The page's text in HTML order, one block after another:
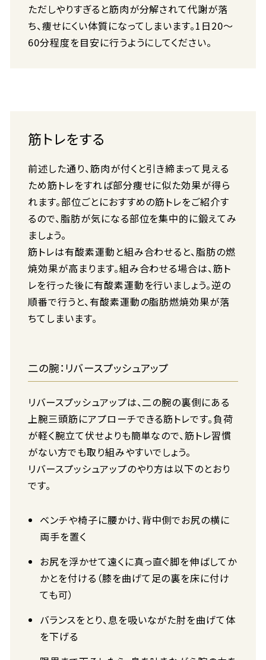
ただしやりすぎると筋肉が分解されて代謝が落
ち、痩せにくい体質になってしまいます。1日20〜
60分程度を目安に行うようにしてください。
筋トレをする
前述した通り、筋肉が付くと引き締まって見える
ため筋トレをすれば部分痩せに似た効果が得ら
れます。部位ごとにおすすめの筋トレをご紹介す
るので、脂肪が気になる部位を集中的に鍛えてみ
ましょう。
筋トレは有酸素運動と組み合わせると、脂肪の燃
焼効果が高まります。組み合わせる場合は、筋ト
レを行った後に有酸素運動を行いましょう。逆の
順番で行うと、有酸素運動の脂肪燃焼効果が落
ちてしまいます。
二の腕：リバースプッシュアップ
リバースプッシュアップは、二の腕の裏側にある
上腕三頭筋にアプローチできる筋トレです。負荷
が軽く腕立て伏せよりも簡単なので、筋トレ習慣
がない方でも取り組みやすいでしょう。
リバースプッシュアップのやり方は以下のとおり
です。
ベンチや椅子に腰かけ、背中側でお尻の横に
両手を置く
お尻を浮かせて遠くに真っ直ぐ脚を伸ばしてか
かとを付ける（膝を曲げて足の裏を床に付け
ても可）
バランスをとり、息を吸いながた肘を曲げて体
を下げる